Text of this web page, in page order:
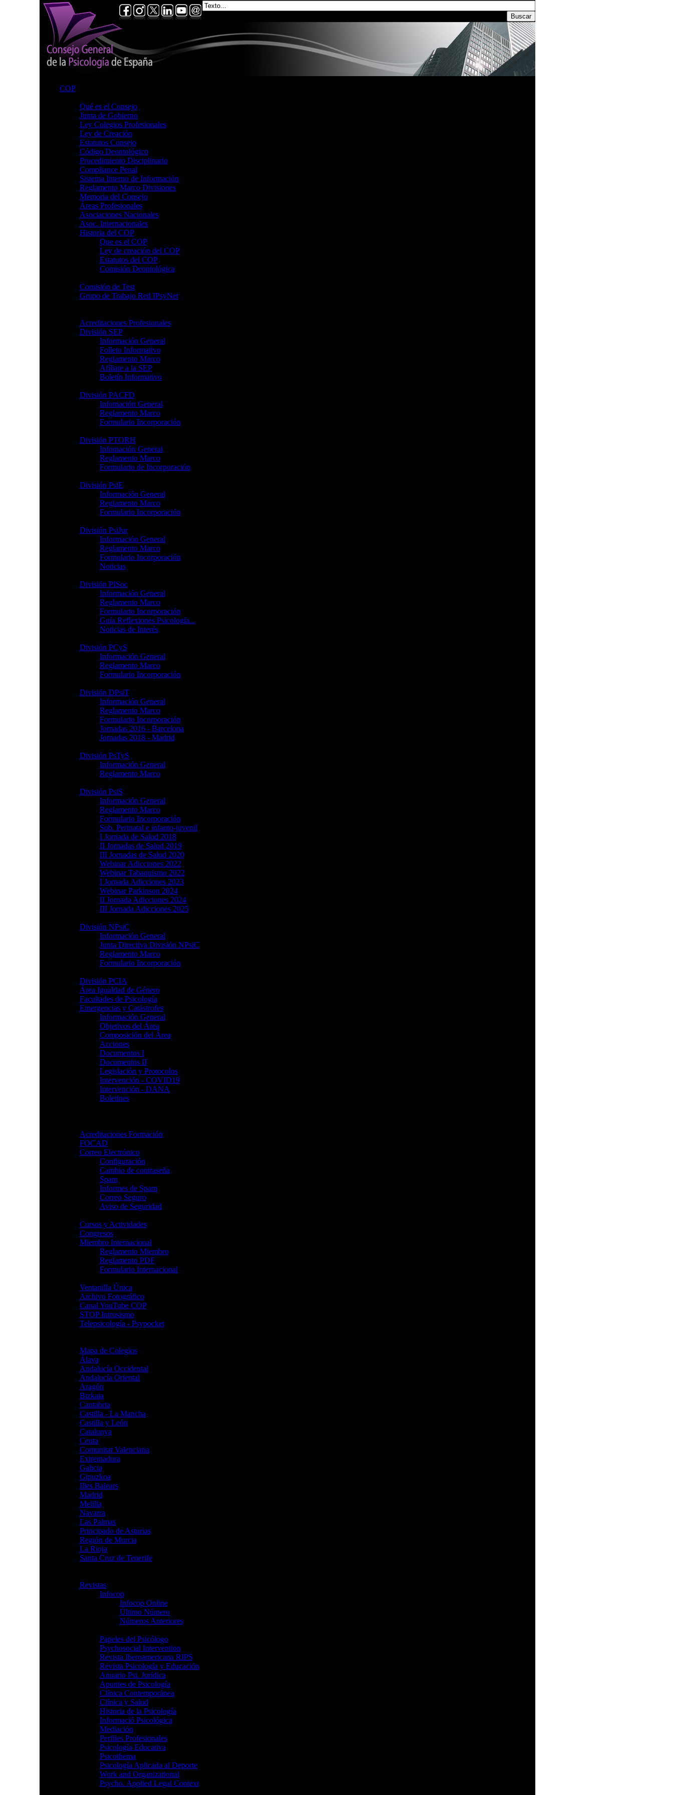
COP
Qué es el Consejo
Junta de Gobierno
Ley Colegios Profesionales
Ley de Creación
Estatutos Consejo
Código Deontológico
Procedimiento Disciplinario
Compliance Penal
Sistema Interno de Información
Reglamento Marco Divisiones
Memoria del Consejo
Áreas Profesionales
Asociaciones Nacionales
Asoc. Internacionales
Historia del COP
Que es el COP
Ley de creación del COP
Estatutos del COP
Comisión Deontológica
Comisión de Test
Grupo de Trabajo Red IPsyNet
Acreditaciones Profesionales
División SEP
Información General
Folleto Informativo
Reglamento Marco
Afíliate a la SEP
Boletín Informativo
División PACFD
Infomación General
Reglamento Marco
Formulario Incorporación
División PTORH
Infomación General
Reglamento Marco
Formulario de Incorporación
División PsiE
Información General
Reglamento Marco
Formulario Incorporación
División PsiJur
Información General
Reglamento Marco
Formulario Incorporación
Noticias
División PISoc
Información General
Reglamento Marco
Formulario Incorporación
Guía Reflexiones Psicología...
Noticias de Interés
División PCyS
Información General
Reglamento Marco
Formulario Incorporación
División DPsiT
Información General
Reglamento Marco
Formulario Incorporación
Jornadas 2016 - Barcelona
Jornadas 2018 - Madrid
División PsTyS
Información General
Reglamento Marco
División PsiS
Información General
Reglamento Marco
Formulario Incorporación
Sub. Perinatal e infanto-juvenil
I Jornada de Salud 2018
II Jornadas de Salud 2019
III Jornadas de Salud 2020
Webinar Adicciones 2022
Webinar Tabaquismo 2022
I Jornada Adicciones 2023
Webinar Parkinson 2024
II Jornada Adicciones 2024
III Jornada Adicciones 2025
División NPsiC
Información General
Junta Directiva División NPsiC
Reglamento Marco
Formulario Incorporación
División PCIA
Área Igualdad de Género
Facultades de Psicología
Emergencias y Catástrofes
Información General
Objetivos del Área
Composición del Área
Acciones
Documentos I
Documentos II
Legislación y Protocolos
Intervención - COVID19
Intervención - DANA
Boletines
Acreditaciones Formación
FOCAD
Correo Electrónico
Configuración
Cambio de contraseña
Spam
Informes de Spam
Correo Seguro
Aviso de Seguridad
Cursos y Actividades
Congresos
Miembro Internacional
Reglamento Miembro
Reglamento PDF
Formulario Internacional
Ventanilla Única
Archivo Fotográfico
Canal YouTube COP
STOP Intrusismo
Telepsicología - Psypocket
Mapa de Colegios
Álava
Andalucía Occidental
Andalucía Oriental
Aragón
Bizkaia
Cantabria
Castilla - La Mancha
Castilla y León
Catalunya
Ceuta
Comunitat Valenciana
Extremadura
Galicia
Gipuzkoa
Illes Balears
Madrid
Melilla
Navarra
Las Palmas
Principado de Asturias
Región de Murcia
La Rioja
Santa Cruz de Tenerife
Revistas
Infocop
Infocop Online
Último Número
Números Anteriores
Papeles del Psicólogo
Psychosocial Intervention
Revista Iberoamericana RIPS
Revista Psicología y Educación
Anuario Psi. Jurídica
Apuntes de Psicología
Clínica Contemporánea
Clínica y Salud
Historia de la Psicología
Informació Psicológica
Mediación
Perfiles Profesionales
Psicología Educativa
Psicothema
Psicología Aplicada al Deporte
Work and Organizational
Psycho. Applied Legal Context